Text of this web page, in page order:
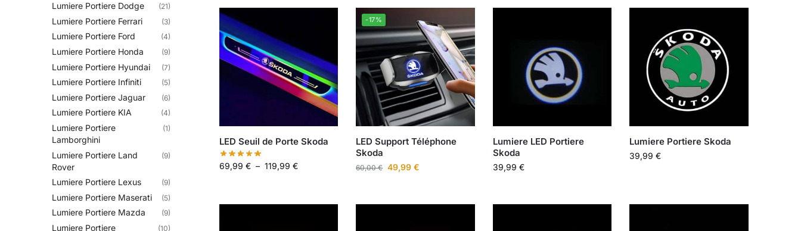
LED Seuil de Porte Skoda
69,99 € – 119,99 €
-17%
LED Support Téléphone
Skoda
60,00€ 49,99€
Lumiere LED Portiere
Skoda
39,99 €
Lumiere Portiere Skoda
39,99€
Lumiere Portiere Dodge (21)
Lumiere Portiere Ferrari (3)
Lumiere Portiere Ford (4)
Lumiere Portiere Honda (9)
Lumiere Portiere Hyundai (7)
Lumiere Portiere Infiniti (5)
Lumiere Portiere Jaguar (6)
Lumiere Portiere KIA (4)
Lumiere Portiere
Lamborghini
(1)
Lumiere Portiere Land
Rover
(9)
Lumiere Portiere Lexus (9)
Lumiere Portiere Maserati (5)
Lumiere Portiere Mazda (9)
Lumiere Portiere
(10)